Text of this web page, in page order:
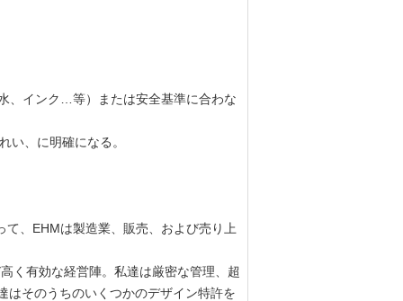
、インク…等）または安全基準に合わな
い、に明確になる。
、EHMは製造業、販売、および売り上
く有効な経営陣。私達は厳密な管理、超
はそのうちのいくつかのデザイン特許を